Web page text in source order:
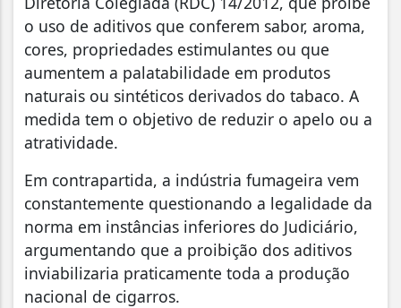
o uso de aditivos que conferem sabor, aroma,
cores, propriedades estimulantes ou que
aumentem a palatabilidade em produtos
naturais ou sintéticos derivados do tabaco. A
medida tem o objetivo de reduzir o apelo ou a
atratividade.
Em contrapartida, a indústria fumageira vem
constantemente questionando a legalidade da
norma em instâncias inferiores do Judiciário,
argumentando que a proibição dos aditivos
inviabilizaria praticamente toda a produção
nacional de cigarros.